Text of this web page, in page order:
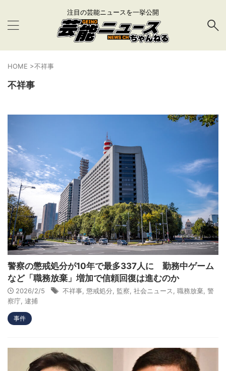
注目の芸能ニュースを一挙公開
HOME >不祥事
不祥事
警察の懲戒処分が10年で最多337人に 勤務中ゲーム
など「職務放棄」増加で信頼回復は進むのか
2026/2/5 不祥事, 懲戒処分, 監察, 社会ニュース, 職務放棄, 警
察庁, 逮捕
事件